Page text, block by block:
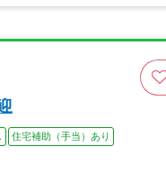
住宅補助（手当）あり